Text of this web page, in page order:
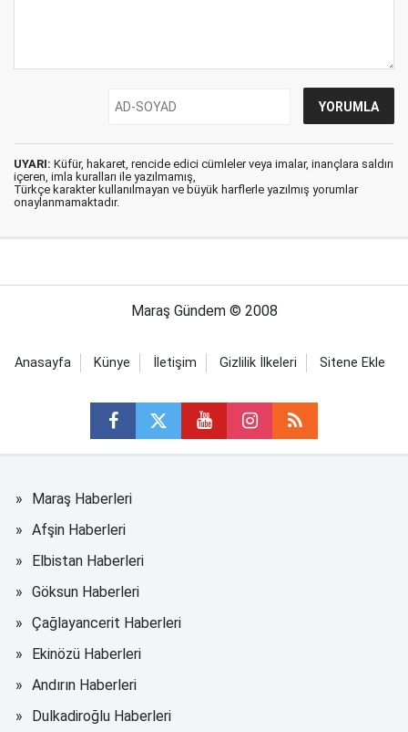
UYARI: Küfür, hakaret, rencide edici cümleler veya imalar, inançlara saldırı
içeren, imla kuralları ile yazılmamış,
Türkçe karakter kullanılmayan ve büyük harflerle yazılmış yorumlar
onaylanmamaktadır.
Maraş Gündem © 2008
Anasayfa Künye İletişim Gizlilik İlkeleri Sitene Ekle
Maraş Haberleri
Afşin Haberleri
Elbistan Haberleri
Göksun Haberleri
Çağlayancerit Haberleri
Ekinözü Haberleri
Andırın Haberleri
Dulkadiroğlu Haberleri